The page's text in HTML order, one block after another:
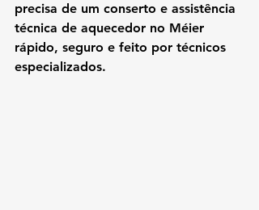
precisa de um conserto e assistência
técnica de aquecedor no Méier
rápido, seguro e feito por técnicos
especializados.